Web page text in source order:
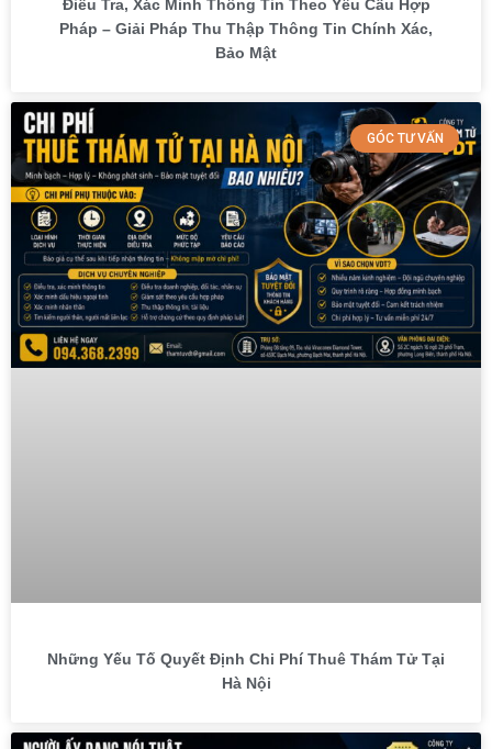
Điều Tra, Xác Minh Thông Tin Theo Yêu Cầu Hợp
Pháp – Giải Pháp Thu Thập Thông Tin Chính Xác,
Bảo Mật
GÓC TƯ VẤN
Những Yếu Tố Quyết Định Chi Phí Thuê Thám Tử Tại
Hà Nội